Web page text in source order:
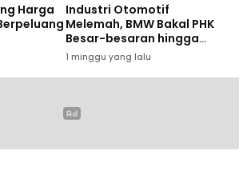
Harga
Industri Otomotif
Melemah, BMW Bakal PHK
Besar-besaran hingga
8.000 Karyawan
1 minggu yang lalu